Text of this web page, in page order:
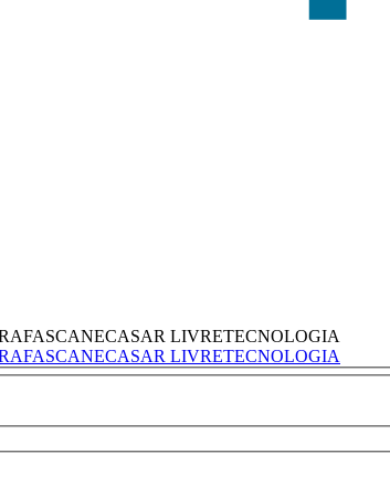
CANECASAR LIVRETECNOLOGIA
CANECASAR LIVRETECNOLOGIA